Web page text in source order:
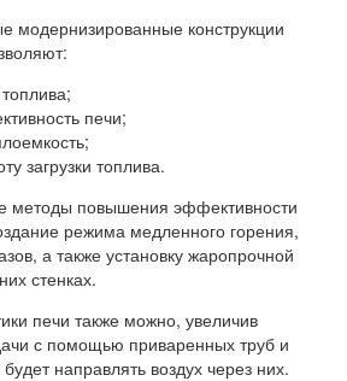
модернизированные конструкции
печи;
загрузки топлива.
методы повышения эффективности
режима медленного горения,
а также установку жаропрочной
стенках.
печи также можно, увеличив
с помощью приваренных труб и
направлять воздух через них.